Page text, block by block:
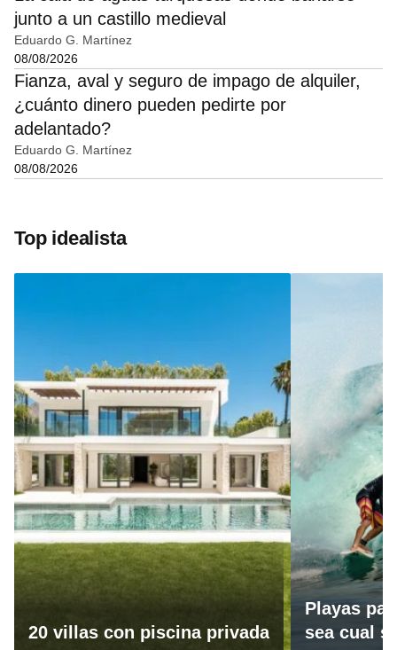
junto a un castillo medieval
Eduardo G. Martínez
08/08/2026
Fianza, aval y seguro de impago de alquiler,
¿cuánto dinero pueden pedirte por
adelantado?
Eduardo G. Martínez
08/08/2026
Top idealista
20 villas con piscina privada
Playas
sea cual